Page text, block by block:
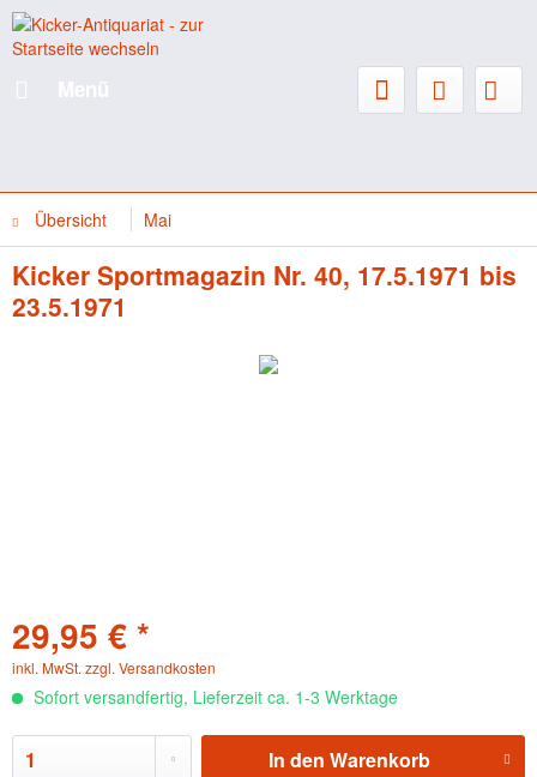
Übersicht Mai
Kicker Sportmagazin Nr. 40, 17.5.1971 bis
23.5.1971
29,95 € *
inkl. MwSt. zzgl. Versandkosten
Sofort versandfertig, Lieferzeit ca. 1-3 Werktage
In den Warenkorb